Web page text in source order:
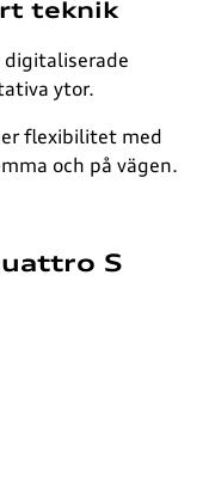
teknik
digitaliserade
ytor.
flexibilitet med
och på vägen.
S